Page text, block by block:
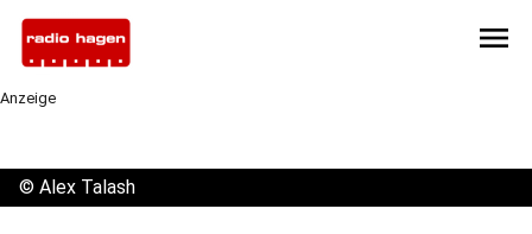
menu
Anzeige
© Alex Talash